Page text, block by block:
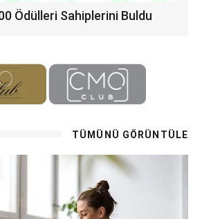
Ödülleri Sahiplerini Buldu
TÜMÜNÜ GÖRÜNTÜLE